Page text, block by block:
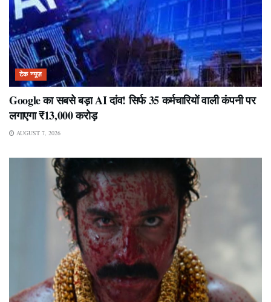
टेक न्यूज़
Google का सबसे बड़ा AI दांव! सिर्फ 35 कर्मचारियों वाली कंपनी पर
लगाएगा ₹13,000 करोड़
AUGUST 7, 2026